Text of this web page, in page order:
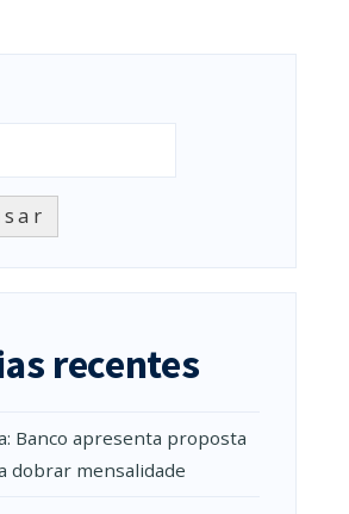
recentes
Banco apresenta proposta
dobrar mensalidade